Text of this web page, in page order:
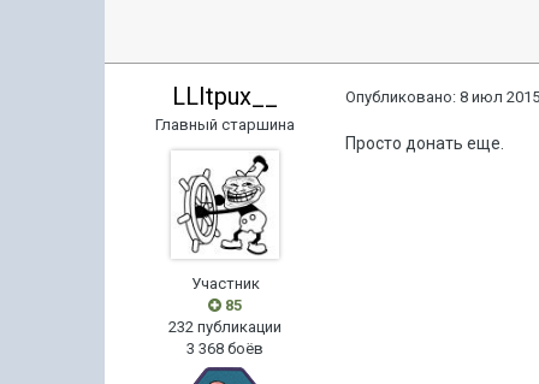
LLItpux__
Главный старшина
Участник
85
232 публикации
3 368 боёв
Опубликовано:8 июл
Просто донать еще.